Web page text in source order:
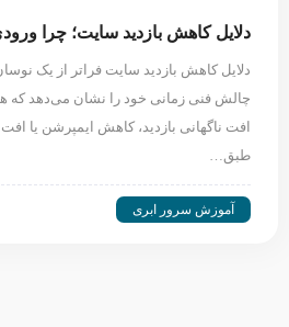
دلایل کاهش بازدید سایت؛ چرا
دلایل کاهش بازدید سایت فراتر از یک
چالش فنی زمانی خود را نشان می‌دهد که
افت ناگهانی بازدید، کاهش ایمپرشن یا
طبق…
آموزش سرور ابری